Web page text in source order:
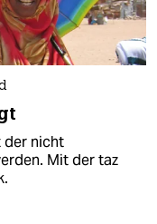
der nicht
Mit der taz